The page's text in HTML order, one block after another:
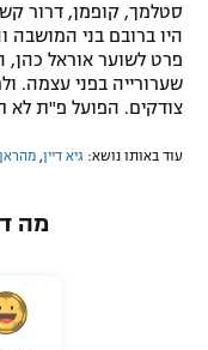
סטלמך, קופמן, דרור
היו ברובם בני המושבה
פרט לשוער אוראל כהן,
שערורייה בפני עצמה.
צודקים. הפועל פ"ת לא
עוד באותו נושא: גיא דיין,
מה